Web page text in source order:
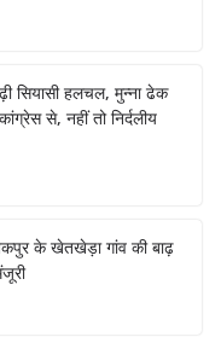
सियासी हलचल, मुन्ना ढेक
से, नहीं तो निर्दलीय
के खेतखेड़ा गांव की बाढ़